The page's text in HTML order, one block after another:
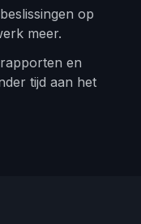
op
meer.
en
tijd aan het